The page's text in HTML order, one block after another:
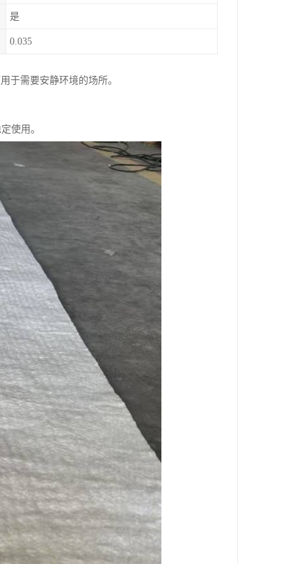
是
0.035
于需要安静环境的场所。
使用。